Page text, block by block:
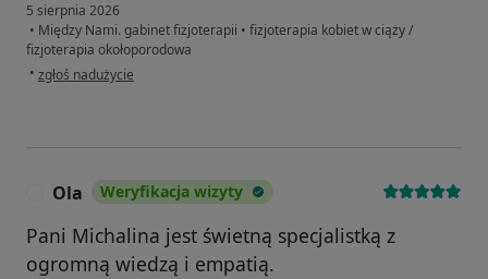
5 sierpnia 2026
• Między Nami. gabinet fizjoterapii • fizjoterapia kobiet w ciąży /
fizjoterapia okołoporodowa
• w opinii użytkownika AK
zgłoś nadużycie
Ola Weryfikacja wizyty
Pani Michalina jest świetną specjalistką z
ogromną wiedzą i empatią.